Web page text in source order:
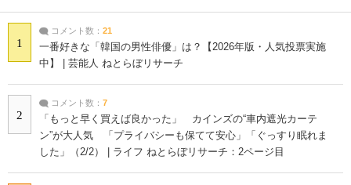
1
コメント数： 21
一番好きな「韓国の男性俳優」は？【2026年版・人気投票実施
中】 | 芸能人 ねとらぼリサーチ
2
コメント数： 7
「もっと早く買えば良かった」 カインズの“車内遮光カーテ
ン”が大人気 「プライバシーも保てて安心」「ぐっすり眠れま
した」（2/2） | ライフ ねとらぼリサーチ：2ページ目